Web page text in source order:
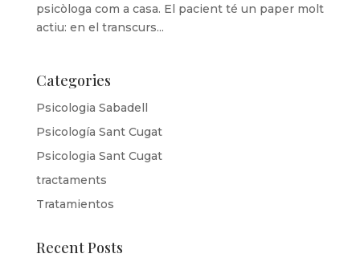
psicòloga com a casa. El pacient té un paper molt
actiu: en el transcurs...
Categories
Psicologia Sabadell
Psicología Sant Cugat
Psicologia Sant Cugat
tractaments
Tratamientos
Recent Posts